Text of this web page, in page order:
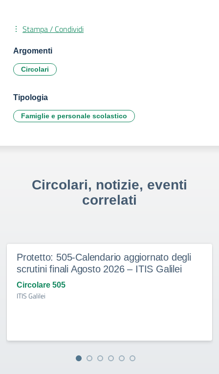
Stampa / Condividi
Argomenti
Circolari
Tipologia
Famiglie e personale scolastico
Circolari, notizie, eventi
correlati
Protetto: 505-Calendario aggiornato degli
scrutini finali Agosto 2026 – ITIS Galilei
Circolare 505
ITIS Galilei